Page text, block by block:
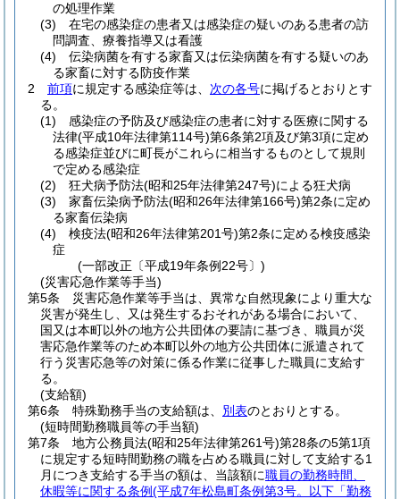
の処理作業
(3)
在宅の感染症の患者又は感染症の疑いのある患者の訪
問調査、療養指導又は看護
(4)
伝染病菌を有する家畜又は伝染病菌を有する疑いのあ
る家畜に対する防疫作業
2
前項に規定する感染症等は、 次の各号に掲げるとおりとす
る。
(1)
感染症の予防及び感染症の患者に対する医療に関する
法律(平成10年法律第114号)第6条第2項及び第3項に定め
る感染症並びに町長がこれらに相当するものとして規則
で定める感染症
(2)
狂犬病予防法(昭和25年法律第247号)による狂犬病
(3)
家畜伝染病予防法(昭和26年法律第166号)第2条に定め
る家畜伝染病
(4)
検疫法(昭和26年法律第201号)第2条に定める検疫感染
症
(一部改正〔平成19年条例22号〕)
(災害応急作業等手当)
第5条
災害応急作業等手当は、異常な自然現象により重大な
災害が発生し、又は発生するおそれがある場合において、
国又は本町以外の地方公共団体の要請に基づき、職員が災
害応急作業等のため本町以外の地方公共団体に派遣されて
行う災害応急等の対策に係る作業に従事した職員に支給す
る。
(支給額)
第6条
特殊勤務手当の支給額は、 別表のとおりとする。
(短時間勤務職員等の手当額)
第7条
地方公務員法(昭和25年法律第261号)第28条の5第1項
に規定する短時間勤務の職を占める職員に対して支給する1
月につき支給する手当の額は、当該額に職員の勤務時間、
休暇等に関する条例(平成7年松島町条例第3号。以下「勤務